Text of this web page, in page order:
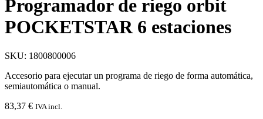
Programador de riego orbit
POCKETSTAR 6 estaciones
SKU: 1800800006
Accesorio para ejecutar un programa de riego de forma automática,
semiautomática o manual.
83,37 € IVA incl.